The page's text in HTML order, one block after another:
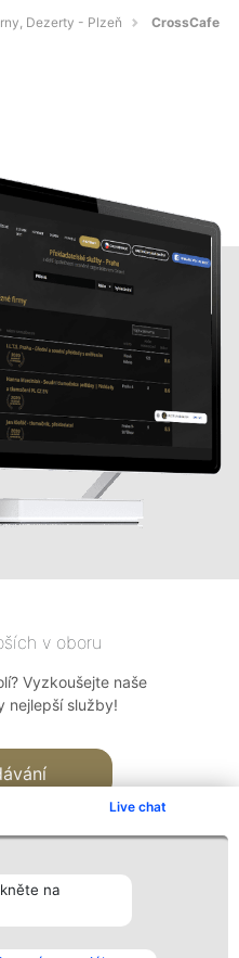
Live chat
na
Dezerty - Plzeň CrossCafe
v oboru
Vyzkoušejte naše
nejlepší služby!
Kontakt